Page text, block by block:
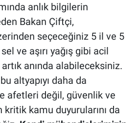
anlık bilgilerin
Bakan Çiftçi,
seçeceğiniz 5 il ve 5
ve aşırı yağış gibi acil
artık anında alabileceksiniz.
altyapıyı daha da
afetleri değil, güvenlik ve
kamu duyurularını da